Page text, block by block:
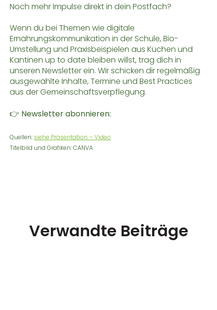
Noch mehr Impulse direkt in dein Postfach?
Wenn du bei Themen wie digitale
Ernährungskommunikation in der Schule, Bio-
Umstellung und Praxisbeispielen aus Küchen und
Kantinen up to date bleiben willst, trag dich in
unseren Newsletter ein. Wir schicken dir regelmäßig
ausgewählte Inhalte, Termine und Best Practices
aus der Gemeinschaftsverpflegung.
👉 Newsletter abonnieren:
Quellen: siehe Präsentation – Video
Titelbild und Grafiken: CANVA
Verwandte Beiträge